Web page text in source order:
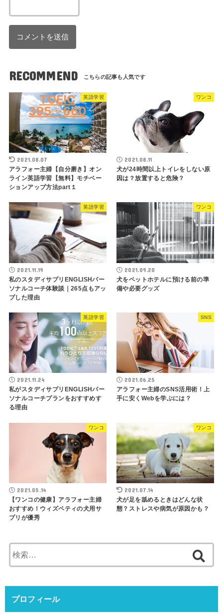
RECOMMEND
英語学習
2021.08.07
アラフォー主婦【自分磨き】オン
ライン英語学習【無料】モチベー
ションアップ方法part１
ワンコ
2021.08.11
犬が24時間以上トイレをしない原
因は？放置すると危険？
英語学習
2021.11.19
私のスタディサプリENGLISHパー
ソナルコーチ体験談｜265点もアッ
プした理由
ワンコ
2021.09.20
犬をペットホテルに預ける前の準
備や必要グッズ
英語学習
2021.11.24
私がスタディサプリENGLISHパー
ソナルコーチプランをおすすめす
る理由
SNS
2021.06.25
アラフォー主婦のSNS活用術！上
手に安くWebを学ぶには？
ワンコ
2021.05.14
【ワンコの健康】アラフォー主婦
おすすめ！ウィズペティの犬用サ
プリが優秀
ワンコ
2021.07.14
犬が足を舐めるときはどんな状
態？ストレスや病気が原因かも？
索:
プロフィール